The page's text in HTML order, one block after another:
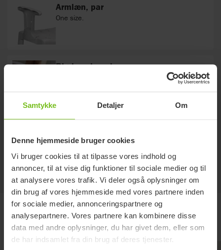
Samtykke Detaljer Om
Denne hjemmeside bruger cookies
Vi bruger cookies til at tilpasse vores indhold og
annoncer, til at vise dig funktioner til sociale medier og til
at analysere vores trafik. Vi deler også oplysninger om
din brug af vores hjemmeside med vores partnere inden
for sociale medier, annonceringspartnere og
analysepartnere. Vores partnere kan kombinere disse
data med andre oplysninger, du har givet dem, eller som
de har indsamlet fra din brug af deres tjenester.
Armlæn, par
One size.
Blød sædepude
Fastgøres på siden af sædet. Indbygget holder
til brusehåndtag. Materiale: Polypropylen.
Indblik